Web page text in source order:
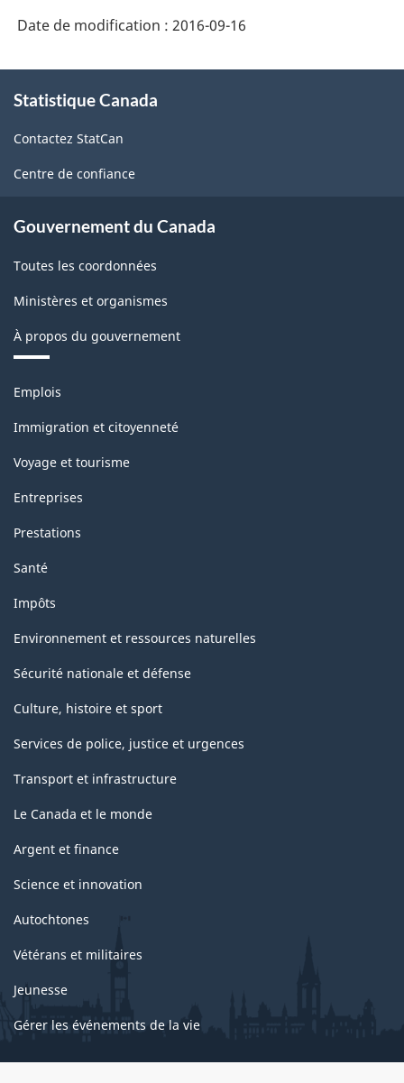
produits
l'Amérique
du
Nord
(SCPAN)
2012
-
Structure
la
classification
Date de modification : 2016-09-16
propos
ce
site
Statistique Canada
Contactez StatCan
Centre de confiance
Gouvernement du Canada
Toutes les coordonnées
Ministères et organismes
À propos du gouvernement
Thèmes
sujets
Emplois
Immigration et citoyenneté
Voyage et tourisme
Entreprises
Prestations
Santé
Impôts
Environnement et ressources naturelles
Sécurité nationale et défense
Culture, histoire et sport
Services de police, justice et urgences
Transport et infrastructure
Le Canada et le monde
Argent et finance
Science et innovation
Autochtones
Vétérans et militaires
Jeunesse
Gérer les événements de la vie